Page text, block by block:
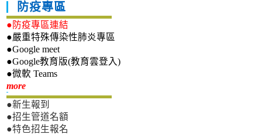
防疫專區
●防疫專區連結
●嚴重特殊傳染性肺炎專區
●Google meet
●Google教育版(教育雲登入)
●微軟 Teams
more新生專區
●新生報到
●招生管道名額
●特色招生報名